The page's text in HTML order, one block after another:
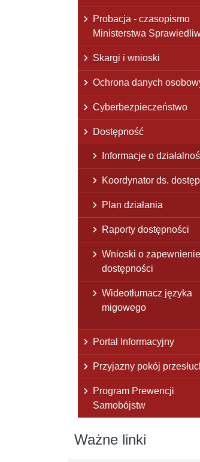
Probacja - czasopismo
Ministerstwa
Skargi i wnioski
Ochrona danych
Cyberbezpieczeństwo
Dostępność
Informacje o
Koordynator ds.
Plan działania
Raporty dostępności
Wnioski o zapewnienie
dostępności
Wideotłumacz języka
migowego
Portal Informacyjny
Przyjazny pokój
Program Prewencji
Samobójstw
Ważne linki